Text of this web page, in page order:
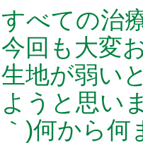
すべての治
今回も大変
生地が弱い
ようと思い
｀)何から